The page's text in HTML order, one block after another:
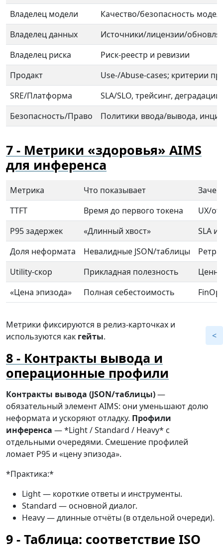
Владелец модели
Качество/безопасность
Владелец данных
Источники/лицензии/
Владелец риска
Риск-реестр и ревизии
Продакт
Use-/Abuse-cases; критерии
SRE/Платформа
SLA/SLO, трейсинг, деградации
Безопасность/Право
Политики ввода/вывода,
Метрики «здоровья» AIMS
для инференса
Метрика Что показывает
TTFT
Время до первого токена
UX/
P95 задержек
«Длинный хвост»
SLA и
Доля неформата
Невалидные JSON/таблицы
Utility-скор
Прикладная полезность
«Цена эпизода»
Полная себестоимость
Метрики фиксируются в релиз-карточках и
используются как гейты.
Контракты вывода и
операционные профили
Контракты вывода (JSON/таблицы)—
обязательный элемент AIMS: они уменьшают долю
неформата и ускоряют отладку. Профили
инференса — *Light / Standard / Heavy* с
отдельными очередями. Смешение профилей
ломает P95 и «цену эпизода».
*Практика:*
Light — короткие ответы и инструменты.
Standard — основной диалог.
Heavy — длинные отчёты (в отдельной очереди).
Таблица: соответствие ISO